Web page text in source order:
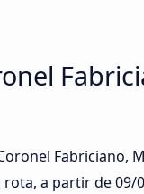
Fabriciano,
rota, a partir de09/